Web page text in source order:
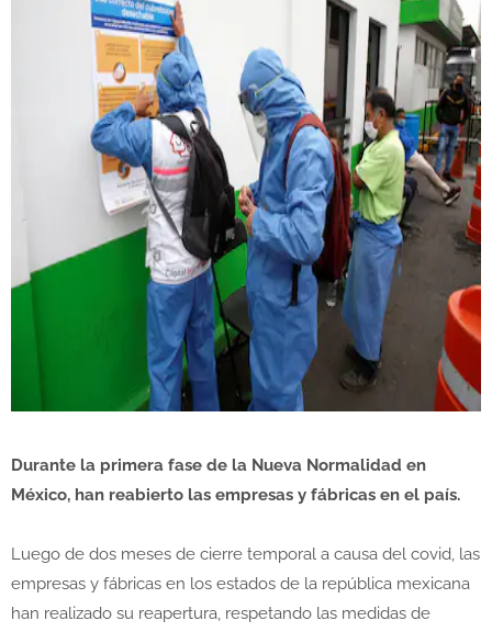
Durante la primera fase de la Nueva Normalidad en
México, han reabierto las empresas y fábricas en el país.
Luego de dos meses de cierre temporal a causa del covid, las
empresas y fábricas en los estados de la república mexicana
han realizado su reapertura, respetando las medidas de